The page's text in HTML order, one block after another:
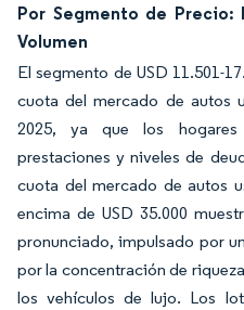
Por Segmento de Precio:
Volumen
El segmento de USD 11.501-
cuota del mercado de autos
2025, ya que los
prestaciones y niveles de
cuota del mercado de autos
encima de USD 35.000
pronunciado, impulsado por
por la concentración de
los vehículos de lujo. Los